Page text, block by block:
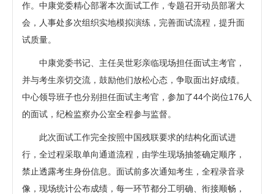
作。中康党委精心部署本次面试工作，专题召开动员部署大
会，人事处多次组织实地模拟演练，完善面试流程，提升面
试质量。
中康党委书记、主任吴世彩亲临现场担任面试主考官，
并与考生亲切交流，鼓励他们放松心态，争取面出好成绩。
中心领导班子也分别担任面试主考官，参加了44个岗位176人
的面试，纪检监察办公室全程参与监督。
此次面试工作完全按照中国残联要求的结构化面试进
行，全过程采取单向通道流程，由学生现场抽签确定顺序，
禁止透露考生身份信息。面试前多次通知考生，全程录音录
像，现场统计公布成绩，每一环节都分工明确、衔接顺畅，